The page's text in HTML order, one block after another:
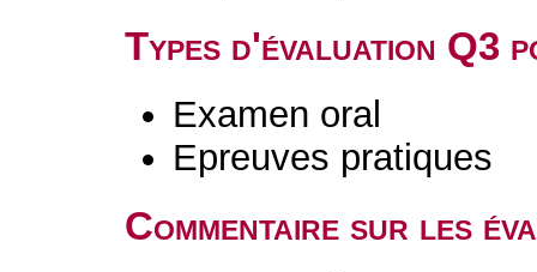
Types d'évaluation Q3
Examen oral
Epreuves pratiques
Commentaire sur les